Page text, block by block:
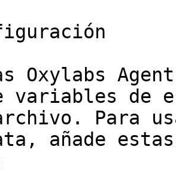
Oxylabs
variables de
Para
añade